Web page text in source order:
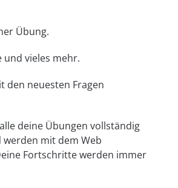
Übung.
und vieles mehr.
den neuesten Fragen
deine Übungen vollständig
mit dem Web
Fortschritte werden immer